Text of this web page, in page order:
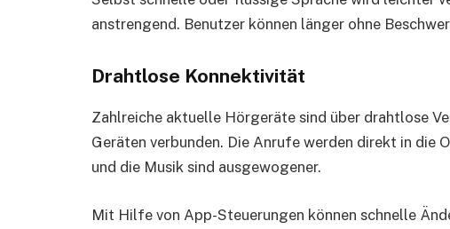
anstrengend. Benutzer können länger ohne
Drahtlose Konnektivität
Zahlreiche aktuelle Hörgeräte sind über drahtlose
Geräten verbunden. Die Anrufe werden direkt in die
und die Musik sind ausgewogener.
Mit Hilfe von App-Steuerungen können schnelle